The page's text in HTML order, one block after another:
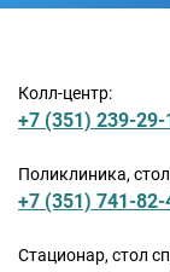
Колл-центр:
+7 (351) 239-29-
Поликлиника,
+7 (351) 741-82-
Стационар, стол